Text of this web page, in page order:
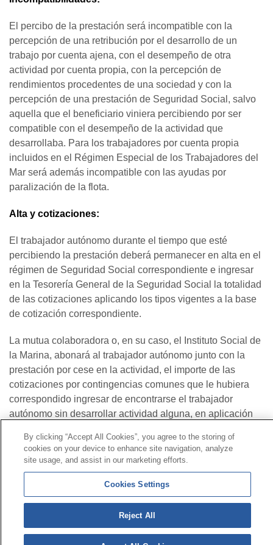
El percibo de la prestación será incompatible con la
percepción de una retribución por el desarrollo de un
trabajo por cuenta ajena, con el desempeño de otra
actividad por cuenta propia, con la percepción de
rendimientos procedentes de una sociedad y con la
percepción de una prestación de Seguridad Social, salvo
aquella que el beneficiario viniera percibiendo por ser
compatible con el desempeño de la actividad que
desarrollaba. Para los trabajadores por cuenta propia
incluidos en el Régimen Especial de los Trabajadores del
Mar será además incompatible con las ayudas por
paralización de la flota.
Alta y cotizaciones:
El trabajador autónomo durante el tiempo que esté
percibiendo la prestación deberá permanecer en alta en el
régimen de Seguridad Social correspondiente e ingresar
en la Tesorería General de la Seguridad Social la totalidad
de las cotizaciones aplicando los tipos vigentes a la base
de cotización correspondiente.
La mutua colaboradora o, en su caso, el Instituto Social de
la Marina, abonará al trabajador autónomo junto con la
prestación por cese en la actividad, el importe de las
cotizaciones por contingencias comunes que le hubiera
correspondido ingresar de encontrarse el trabajador
autónomo sin desarrollar actividad alguna, en aplicación
Ley General de la Seguridad Social.
La base de cotización aplicable durante todo el periodo de
percepción de esta prestación extraordinaria será, en todo
caso, la establecida en el momento de inicio de dicha
By clicking “Accept All Cookies”, you agree to the storing of
cookies on your device to enhance site navigation, analyze
site usage, and assist in our marketing efforts.
Cookies Settings
Reject All